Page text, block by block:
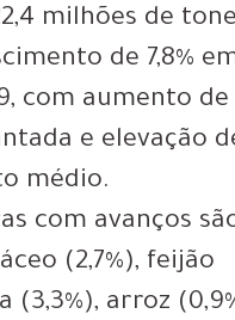
milhões de
de 7,8%
com aumento de
e elevação
médio.
com avanços
(2,7%), feijão
(3,3%), arroz